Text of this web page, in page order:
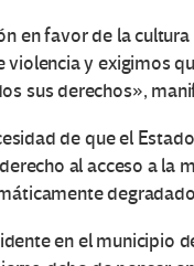
en favor de la cultura
y exigimos
sus derechos»,
de que el
al acceso a la
en el municipio